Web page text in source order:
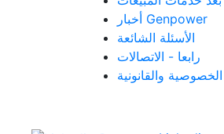
أخبار Genpower
الأسئلة الشائعة
رابعا - الاتصالات
الخصوصية والقانونية